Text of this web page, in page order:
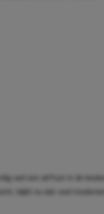
wel een airfryer in de
blijkt nu dat veel